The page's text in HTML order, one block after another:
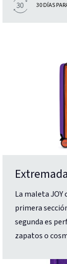
30 DÍAS
La maleta
primera
segunda es
zapatos o